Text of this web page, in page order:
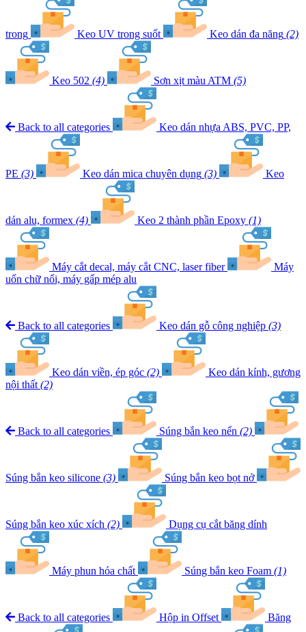
trong Keo UV trong suốt Keo dán đa năng (2)
Keo 502 (4) Sơn xịt màu ATM (5)
Back to all categories Keo dán nhựa ABS, PVC, PP,
PE (3) Keo dán mica chuyên dụng (3) Keo
dán alu, formex (4) Keo 2 thành phần Epoxy (1)
Máy cắt decal, máy cắt CNC, laser fiber
Máy
uốn chữ nổi, máy gấp mép alu
Back to all categories Keo dán gỗ công nghiệp (3)
Keo dán viền, ép góc (2)
Keo dán kính, gương
nội thất (2)
Back to all categories Súng bắn keo nến (2)
Súng bắn keo silicone (3) Súng bắn keo bọt nở
Súng bắn keo xúc xích (2) Dụng cụ cắt băng dính
Máy phun hóa chất Súng bắn keo Foam (1)
Back to all categories Hộp in Offset Băng